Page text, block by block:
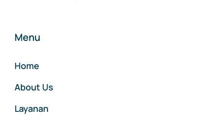
Menu
Home
About Us
Layanan